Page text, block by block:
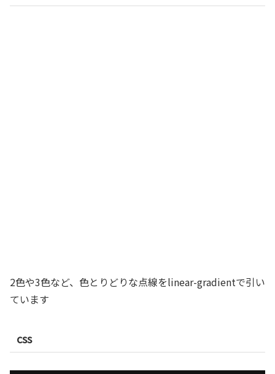
2色や3色など、色とりどりな点線をlinear-gradientで引い
ています
css